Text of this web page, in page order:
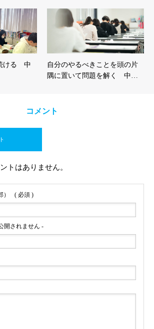
ける 中
自分のやるべきことを頭の片
隅に置いて問題を解く 中…
コメント
トはありません。
( 必須 )
開されません -